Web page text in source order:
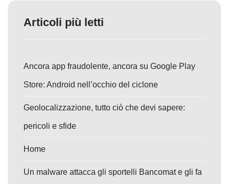
Articoli più letti
Ancora app fraudolente, ancora su Google Play
Store: Android nell’occhio del ciclone
Geolocalizzazione, tutto ciò che devi sapere:
pericoli e sfide
Home
Un malware attacca gli sportelli Bancomat e gli fa